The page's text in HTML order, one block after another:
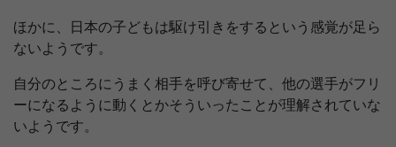
ほかに、日本の子どもは駆け引きをするという感覚が足ら
ないようです。
自分のところにうまく相手を呼び寄せて、他の選手がフリ
ーになるように動くとかそういったことが理解されていな
いようです。